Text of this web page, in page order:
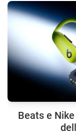
Beats e